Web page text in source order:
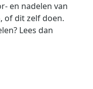
en nadelen van
of dit zelf doen.
Lees dan